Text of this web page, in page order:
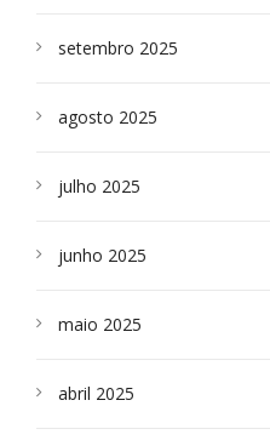
setembro 2025
agosto 2025
julho 2025
junho 2025
maio 2025
abril 2025